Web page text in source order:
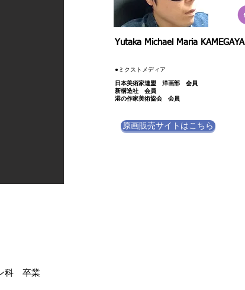
​Yutaka Michael Maria KAMEGAYA
​●ミクストメディア
日本美術家連盟 洋画部 会員
新構造社 会員
港の作家美術協会 会員
原画販売サイトはこちら
卒業